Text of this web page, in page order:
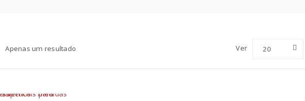
Apenas um resultado Ver 20